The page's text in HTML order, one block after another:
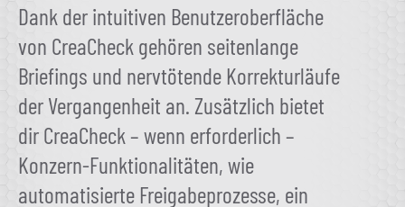
Dank der intuitiven Benutzeroberfläche
von CreaCheck gehören seitenlange
Briefings und nervtötende Korrekturläufe
der Vergangenheit an. Zusätzlich bietet
dir CreaCheck – wenn erforderlich –
Konzern-Funktionalitäten, wie
automatisierte Freigabeprozesse, ein